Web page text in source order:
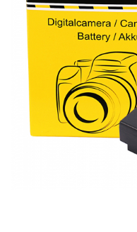
Smartwatch